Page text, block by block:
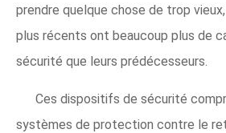
prendre quelque chose de trop
plus récents ont beaucoup plus de
sécurité que leurs prédécesseurs.
Ces dispositifs de sécurité
systèmes de protection contre le